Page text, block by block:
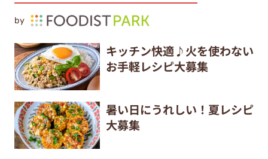
by
キッチン快適♪火を使わない
お手軽レシピ大募集
暑い日にうれしい！夏レシピ
大募集